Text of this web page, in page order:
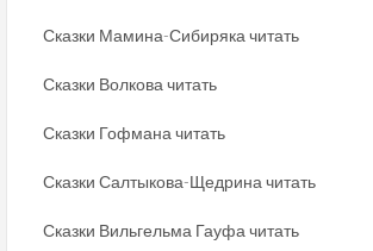
Сказки Мамина-Сибиряка читать
Сказки Волкова читать
Сказки Гофмана читать
Сказки Салтыкова-Щедрина читать
Сказки Вильгельма Гауфа читать